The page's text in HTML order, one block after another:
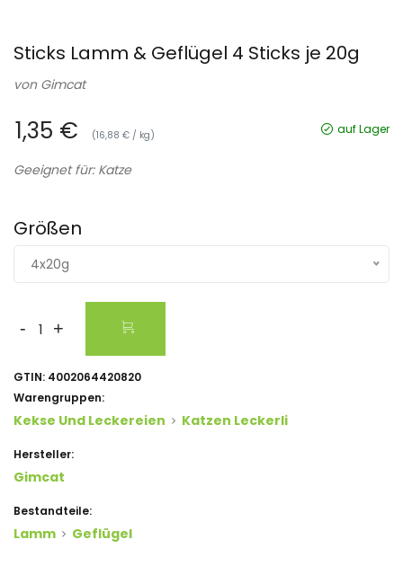
Sticks Lamm & Geflügel 4 Sticks je 20g
von Gimcat
1,35 € (16,88 € / kg) auf Lager
Geeignet für: Katze
Größen
4x20g
- +
GTIN: 4002064420820
Warengruppen:
Kekse Und Leckereien Katzen Leckerli
Hersteller:
Gimcat
Bestandteile:
Lamm Geflügel